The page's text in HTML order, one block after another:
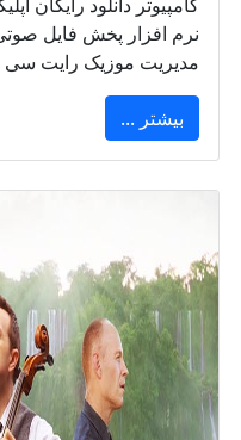
نرم افزار پخش فایل
مدیریت موزیک رایت
بیشتر ...